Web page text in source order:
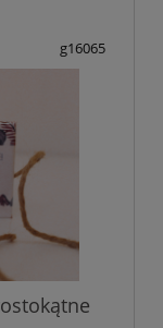
g16065